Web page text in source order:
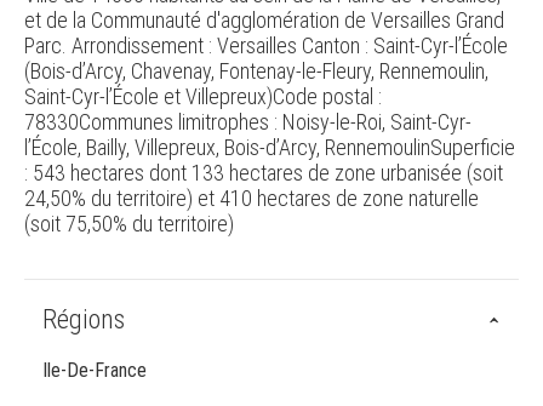
et de la Communauté d'agglomération de Versailles Grand
Parc. Arrondissement : Versailles Canton : Saint-Cyr-l’École
(Bois-d’Arcy, Chavenay, Fon­tenay-le-Fleury, Rennemoulin,
Saint-Cyr-l’École et Villepreux)Code postal :
78330Communes limitrophes : Noisy-le-Roi, Saint-Cyr-
l’École, Bailly, Villepreux, Bois-d’Arcy, RennemoulinSuperficie
: 543 hectares dont 133 hectares de zone urbanisée (soit
24,50% du territoire) et 410 hectares de zone naturelle
(soit 75,50% du territoire)
Régions
Ile-De-France